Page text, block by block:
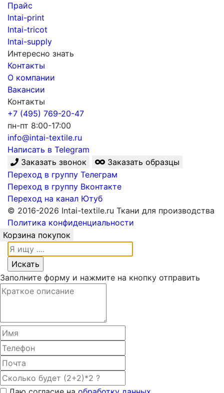
Прайс
Intai-print
Intai-tricot
Intai-supply
Интересно знать
Контакты
О компании
Вакансии
Контакты
+7 (495) 769-20-47
пн-пт 8:00-17:00
info@intai-textile.ru
Написать в Telegram
Заказать звонок
Заказать образцы
Переход в группу Телеграм
Переход в группу Вконтакте
Переход на канал Ютуб
© 2016-2026 Intai-textile.ru Ткани для производства
Политика конфиденциальности
Корзина покупок
Заполните форму и нажмите на кнопку отправить